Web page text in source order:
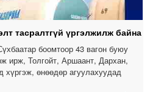
тасралтгүй үргэлжилж байна
боомтоор 43 вагон буюу
ирж, Толгойт, Аршаант, Дархан,
хүргэж, өнөөдөр агуулахуудад